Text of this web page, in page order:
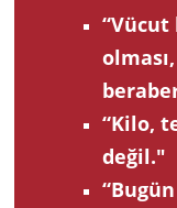
“Kilo,
değil."